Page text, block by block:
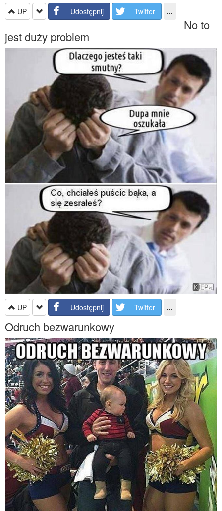
UP Udostępnij Twitter ...
No to
jest duży problem
UP Udostępnij Twitter ...
Odruch bezwarunkowy